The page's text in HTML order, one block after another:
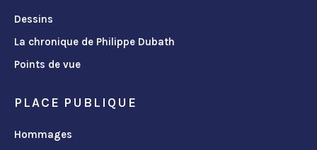
Dessins
La chronique de Philippe Dubath
Points de vue
PLACE PUBLIQUE
Hommages